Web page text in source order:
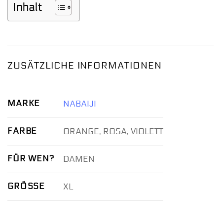
Inhalt
ZUSÄTZLICHE INFORMATIONEN
MARKE NABAIJI
FARBE ORANGE, ROSA, VIOLETT
FÜR WEN? DAMEN
GRÖSSE XL